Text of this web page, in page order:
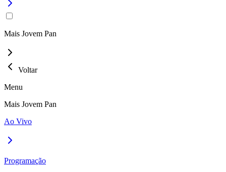
Mais Jovem Pan
Voltar
Menu
Mais Jovem Pan
Ao Vivo
Programação